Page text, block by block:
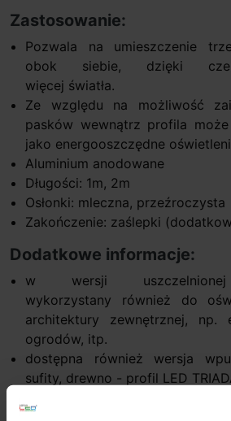
Zastosowanie:
Pozwala na umieszczenie
obok siebie, dzięki
więcej światła.
Ze względu na możliwość
pasków wewnątrz profila
jako energooszczędne
Aluminium anodowane
Długości: 1m, 2m
Osłonki: mleczna, przeźroczysta
Zakończenie: zaślepki
Dodatkowe informacje:
w wersji
wykorzystany również do
architektury zewnętrznej, np.
ogrodów, itp.
dostępna również wersja
sufity, drewno - profil LED